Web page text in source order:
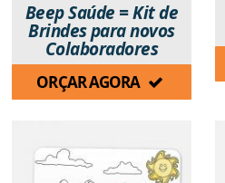
Beep Saúde = Kit de
Brindes para novos
Colaboradores
ORÇAR AGORA